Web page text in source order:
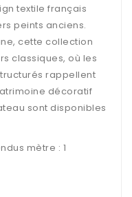
textile français
peints anciens.
cette collection
classiques, où les
rappellent
décoratif
sont disponibles
mètre : 1